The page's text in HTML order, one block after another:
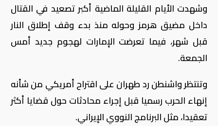
وشهدت الأيام القليلة الماضية أكبر تصعيد في القتال
داخل مضيق هرمز وحوله منذ بدء وقف إطلاق النار
قبل شهر، فيما تعرضت الإمارات لهجوم جديد أمس
الجمعة.
وتنتظر واشنطن رد طهران على اقتراح أمريكي من شأنه
إنهاء الحرب رسميا قبل إجراء محادثات حول قضايا أكثر
تعقيدا، مثل البرنامج النووي الإيراني.